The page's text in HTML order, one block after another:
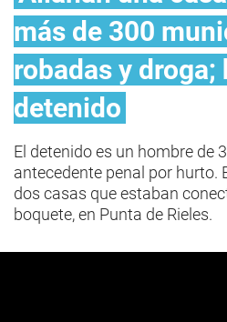
más de 300
robadas y droga;
detenido
El detenido es un hombre de
antecedente penal por hurto.
dos casas que estaban
boquete, en Punta de Rieles.